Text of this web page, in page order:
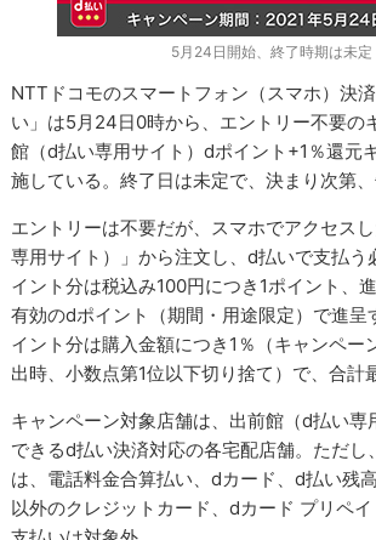
5月24日開始、終了時期は未定
NTTドコモのスマートフォン（スマホ）決
い」は5月24日0時から、エントリー不要の
館（d払い専用サイト）dポイント+1％還元
施している。終了日は未定で、決まり次第、
エントリーは不要だが、スマホでアクセス
専用サイト）」から注文し、d払いで支払う
イント分は税込み100円につき1ポイント、
有効のdポイント（期間・用途限定）で進呈
イント分は購入金額につき1％（キャンペー
出時、小数点第1位以下切り捨て）で、合計
キャンペーン対象店舗は、出前館（d払い専
できるd払い決済対応の各宅配店舗。ただし
は、電話料金合算払い、dカード、d払い残
以外のクレジットカード、dカード プリペ